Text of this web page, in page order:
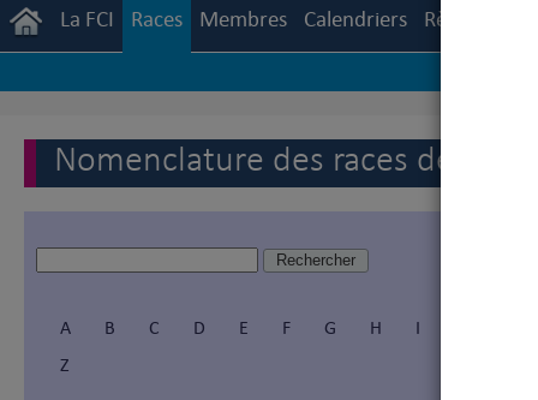
La FCI Races Membres Calendriers Règlements
Nomenclature des races de la
A B C D E F G H I
Z